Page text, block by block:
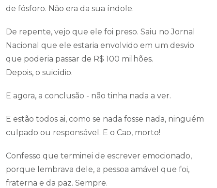
de fósforo. Não era da sua índole.
De repente, vejo que ele foi preso. Saiu no Jornal
Nacional que ele estaria envolvido em um desvio
que poderia passar de R$ 100 milhões.
Depois, o suicídio.
E agora, a conclusão - não tinha nada a ver.
E estão todos ai, como se nada fosse nada, ninguém
culpado ou responsável. E o Cao, morto!
Confesso que terminei de escrever emocionado,
porque lembrava dele, a pessoa amável que foi,
fraterna e da paz. Sempre.